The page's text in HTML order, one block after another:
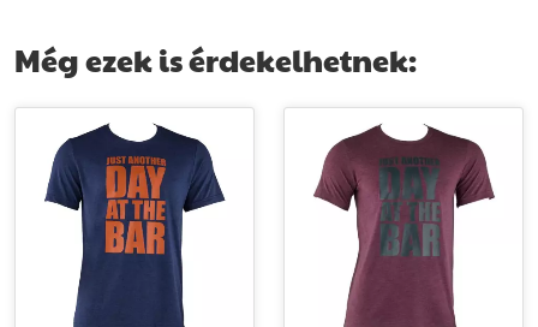
Még ezek is érdekelhetnek: